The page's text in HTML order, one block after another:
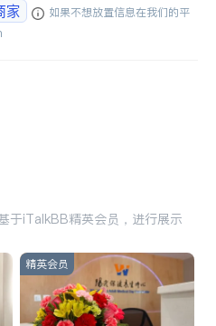
家
如果不想放置信息在我们的平
于iTalkBB精英会员，进行展示
精英会员